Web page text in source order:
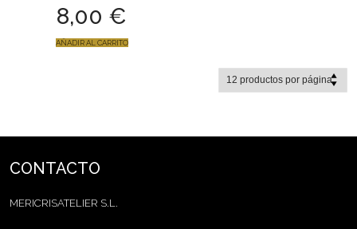
8,00 €
AÑADIR AL CARRITO
CONTACTO
MERICRISATELIER S.L.